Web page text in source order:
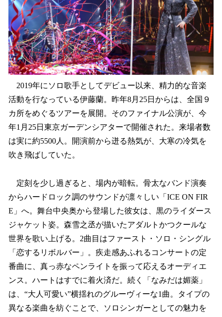
2019年にソロ歌手としてデビュー以来、精力的な音楽
活動を行なっている伊藤蘭。昨年8月25日からは、全国９
カ所をめぐるツアーを展開。そのファイナル公演が、今
年1月25日東京ガーデンシアターで開催された。来場者数
は実に約5500人。開演前から迸る熱気が、大寒の冷気を
吹き飛ばしていた。
定刻を少し過ぎると、場内が暗転。骨太なバンド演奏
からハードロック調のサウンドが凛々しい「ICE ON FIR
E」へ。舞台中央奥から登場した彼女は、黒のライダース
ジャケット姿。森雪之丞が描いたアダルトかつクールな
世界を歌い上げる。2曲目はファースト・ソロ・シングル
「恋するリボルバー」。疾走感あふれるコンサートの定
番曲に、真っ赤なペンライトを振って応えるオーディエ
ンス。ハートはすでに着火済だ。続く「なみだは媚薬」
は、“大人可愛い”横揺れのグルーヴィーな1曲。タイプの
異なる楽曲を紡ぐことで、ソロシンガーとしての魅力を